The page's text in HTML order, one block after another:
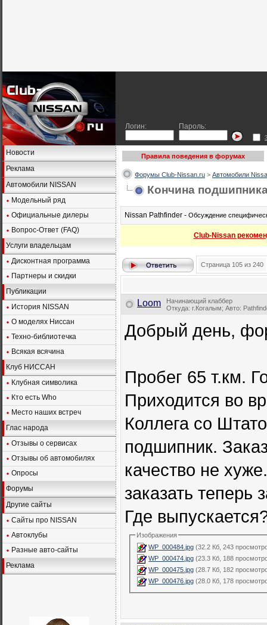
Логин: Пароль:
Новости
Реклама
Автомобили NISSAN
Модельный ряд
Официальные дилеры
Вопрос-Ответ (FAQ)
Услуги владельцам
Дисконтная программа
Партнеры и скидки
Публикации
История NISSAN
О моделях Ниссан
Техно-библиотечка
Всякая всячина
Клуб НИССАН
Клубная символика
Кто есть Who
Место наших встреч
Глас народа
Отзывы о сервисах
Отзывы об автомобилях
Опросы
Форумы
Другие сайты
Сайты про NISSAN
Автоклубы
Разные авто-сайты
Реклама
Правила поведения в форумах
Форумы Club-Nissan.ru > Автомобили
Кончина
Nissan Pathfinder - Обсуждение
Club-Nissan
Страница 105 из 240
Loom
Начинающий клаббер
Откуда: г.Когалым; Авто:
Добрый день,
Пробег 65 т.км.
Приходится во
Коллега со
подшипник.
качество не
заказать теперь
Где
Изображения
WP_000484.jpg (32.2 Кб, 243
WP_000474.jpg (23.3 Кб, 188
WP_000475.jpg (28.7 Кб, 182
WP_000476.jpg (28.0 Кб, 178